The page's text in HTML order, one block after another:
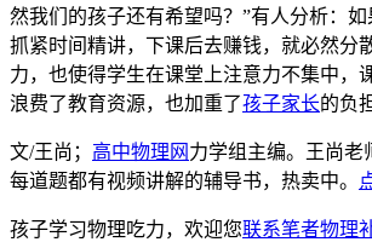
然我们的孩子还有希望吗？”有人分析：
抓紧时间精讲，下课后去赚钱，就必然分
力，也使得学生在课堂上注意力不集中，
浪费了教育资源，也加重了孩子家长的负
文/王尚； 高中物理网 力学组主编。王尚老
每道题都有视频讲解的辅导书，热卖中。
孩子学习物理吃力，欢迎您联系笔者物理